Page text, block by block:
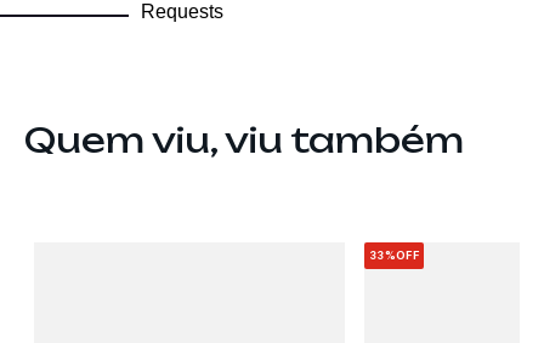
Requests
Quem viu, viu também
33%OFF